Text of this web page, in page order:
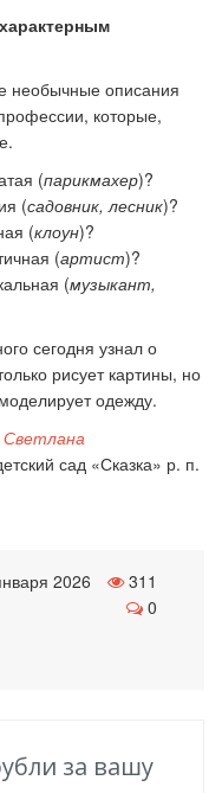
необычные описания
которые,
(парикмахер)?
(садовник, лесник)?
(клоун)?
(артист)?
(музыкант,
сегодня узнал о
рисует картины, но
одежду.
сад «Сказка» р. п.
2026
311
0
за вашу